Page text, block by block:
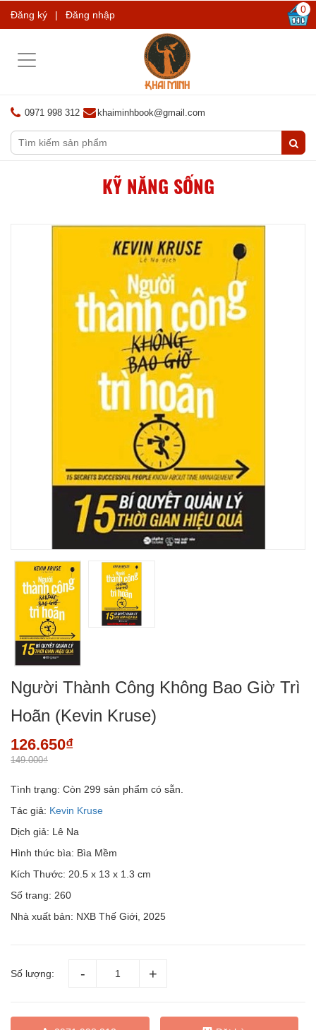
Đăng ký | Đăng nhập 0
Toggle
0971 998 312 khaiminhbook@gmail.com
KỸ NĂNG SỐNG
Người Thành Công Không Bao Giờ Trì
Hoãn (Kevin Kruse)
126.650₫
149.000₫
Tình trạng: Còn 299 sản phẩm có sẵn.
Tác giả: Kevin Kruse
Dịch giả: Lê Na
Hình thức bìa: Bìa Mềm
Kích Thước: 20.5 x 13 x 1.3 cm
Số trang: 260
Nhà xuất bản: NXB Thế Giới, 2025
Số lượng: